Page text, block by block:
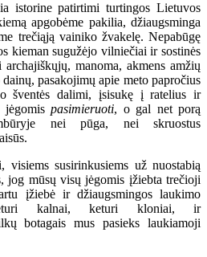
istorine patirtimi turtingos Lietuvos
apgobėme pakilia, džiaugsminga
trečiąją vainiko žvakelę. Nepabūgę
kieman sugužėjo vilniečiai ir sostinės
manoma, akmens amžių
pasakojimų apie meto papročius
šventės dalimi, įsisukę į ratelius ir
jėgomis pasimieruoti, o gal net porą
nei pūga, nei skruostus
visiems susirinkusiems už nuostabią
jog mūsų visų jėgomis įžiebta trečioji
įžiebė ir džiaugsmingos laukimo
kalnai, keturi kloniai, ir
botagais mus pasieks laukiamoji